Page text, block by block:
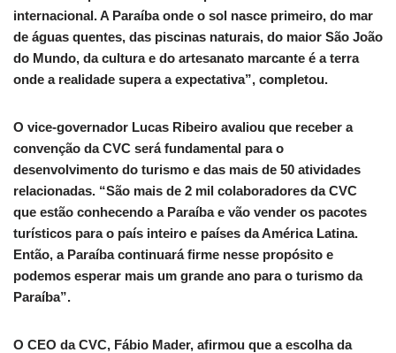
internacional. A Paraíba onde o sol nasce primeiro, do mar
de águas quentes, das piscinas naturais, do maior São João
do Mundo, da cultura e do artesanato marcante é a terra
onde a realidade supera a expectativa”, completou.
O vice-governador Lucas Ribeiro avaliou que receber a
convenção da CVC será fundamental para o
desenvolvimento do turismo e das mais de 50 atividades
relacionadas. “São mais de 2 mil colaboradores da CVC
que estão conhecendo a Paraíba e vão vender os pacotes
turísticos para o país inteiro e países da América Latina.
Então, a Paraíba continuará firme nesse propósito e
podemos esperar mais um grande ano para o turismo da
Paraíba”.
O CEO da CVC, Fábio Mader, afirmou que a escolha da